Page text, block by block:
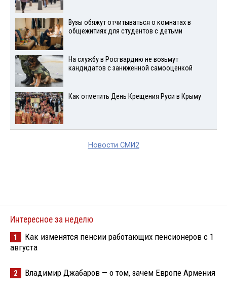
Вузы обяжут отчитываться о комнатах в
общежитиях для студентов с детьми
На службу в Росгвардию не возьмут
кандидатов с заниженной самооценкой
Как отметить День Крещения Руси в Крыму
Новости СМИ2
Интересное за неделю
1
Как изменятся пенсии работающих пенсионеров с 1
августа
2 Владимир Джабаров — о том, зачем Европе Армения